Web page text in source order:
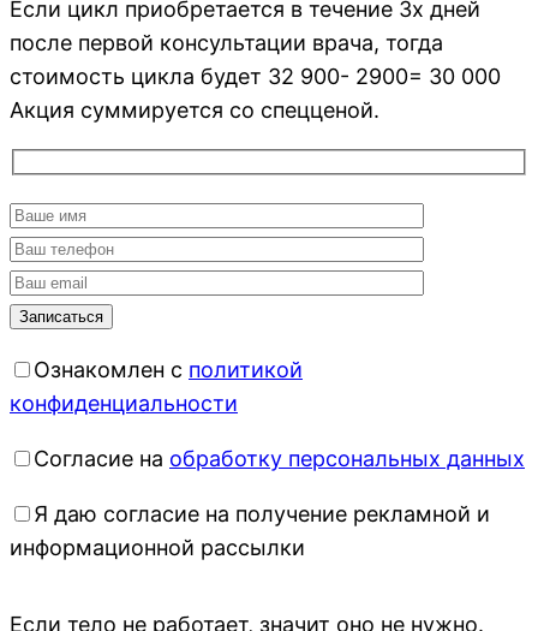
Если цикл приобретается в течение 3х дней
после первой консультации врача, тогда
стоимость цикла будет 32 900- 2900= 30 000
Акция суммируется со спецценой.
Ознакомлен с политикой
конфиденциальности
Согласие на обработку персональных данных
Я даю согласие на получение рекламной и
информационной рассылки
Если тело не работает, значит оно не нужно.